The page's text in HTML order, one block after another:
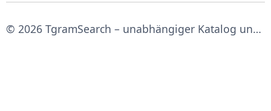
© 2026 TgramSearch – unabhängiger Katalog und Suche für Telegram‑Kanäle.